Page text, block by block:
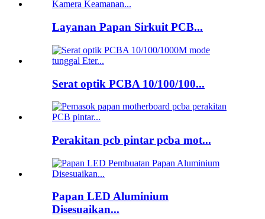
Layanan Papan Sirkuit PCB...
Serat optik PCBA 10/100/100...
Perakitan pcb pintar pcba mot...
Papan LED Aluminium
Disesuaikan...